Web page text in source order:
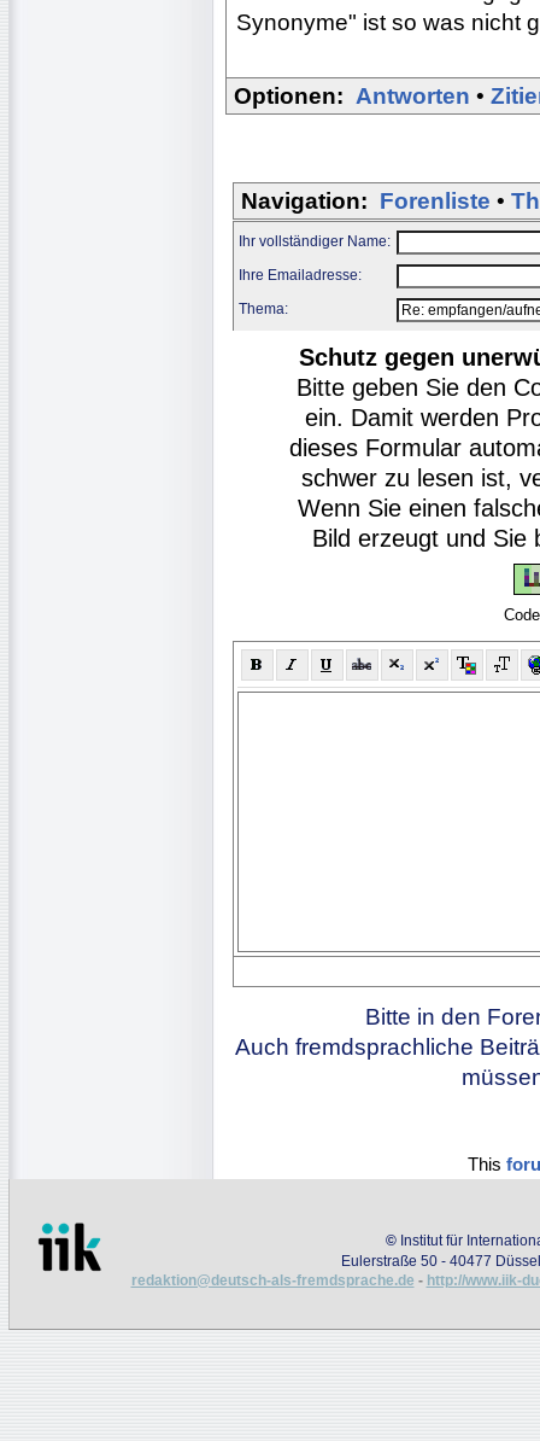
Synonyme" ist so was nicht
Optionen: Antworten •
Navigation: Forenliste •
Ihr vollständiger Name:
Ihre Emailadresse:
Thema:
Schutz gegen
Bitte geben Sie den
ein. Damit werden
dieses Formular
schwer zu lesen ist,
Wenn Sie einen
Bild erzeugt und Sie
Bitte in den
Auch fremdsprachliche
This
© Institut für
Eulerstraße 50 - 40477
redaktion@deutsch-als-fremdsprache.de - http://www.iik-